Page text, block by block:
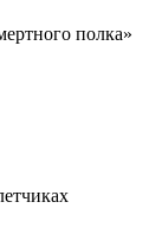
полка»